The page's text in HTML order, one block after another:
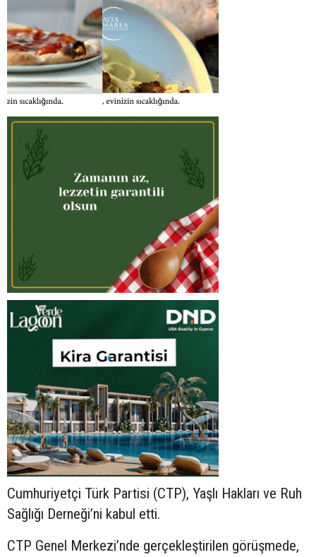
Cumhuriyetçi Türk Partisi (CTP), Yaşlı Hakları ve Ruh
Sağlığı Derneği’ni kabul etti.
CTP Genel Merkezi’nde gerçekleştirilen görüşmede,